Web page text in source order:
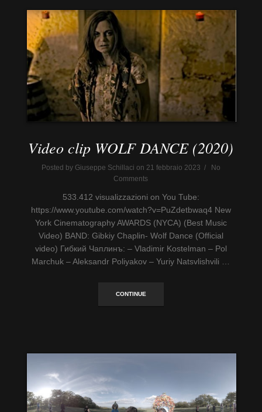
Video clip WOLF DANCE (2020)
Posted by Giuseppe Schillaci on 21 febbraio 2023 / No
Comments
533.412 visualizzazioni on You Tube:
https://www.youtube.com/watch?v=PuZdetbwaq4 New
York Cinematography AWARDS (NYCA) (Best Music
Video) BAND: Gibkiy Chaplin- Wolf Dance (Official
video) Гибкий Чаплинъ: – Vladimir Kostelman – Pol
Marchuk – Aleksandr Poliyakov – Yuriy Natsvlishvili …
CONTINUE